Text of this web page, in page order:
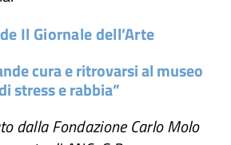
Il Giornale dell’Arte
cura e ritrovarsi al museo
stress e rabbia”
dalla Fondazione Carlo Molo